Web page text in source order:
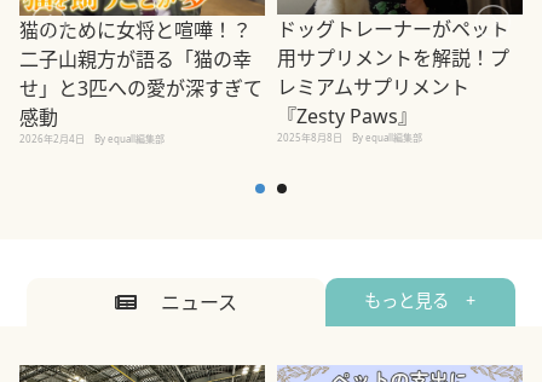
猫のために女将と喧嘩！？
二子山親方が語る「猫の幸
せ」と3匹への愛が深すぎて
感動
2026年2月4日 By equall編集部
ドッグトレーナーがペット
用サプリメントを解説！プ
レミアムサプリメント
『Zesty Paws』
2025年8月8日 By equall編集部
ニュース もっと見る +